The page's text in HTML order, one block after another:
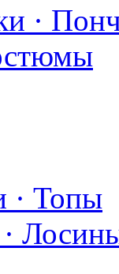
·
· Топы